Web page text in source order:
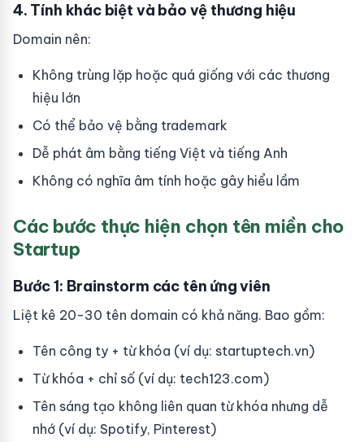
4. Tính khác biệt và bảo vệ thương hiệu
Domain nên:
Không trùng lặp hoặc quá giống với các thương
hiệu lớn
Có thể bảo vệ bằng trademark
Dễ phát âm bằng tiếng Việt và tiếng Anh
Không có nghĩa âm tính hoặc gây hiểu lầm
Các bước thực hiện chọn tên miền cho
Startup
Bước 1: Brainstorm các tên ứng viên
Liệt kê 20-30 tên domain có khả năng. Bao gồm:
Tên công ty + từ khóa (ví dụ: startuptech.vn)
Từ khóa + chỉ số (ví dụ: tech123.com)
Tên sáng tạo không liên quan từ khóa nhưng dễ
nhớ (ví dụ: Spotify, Pinterest)